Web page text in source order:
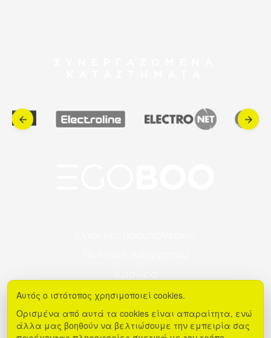
Ρυθμίσεις συναίνεσης
Η φιλοσοφία μας
Επικοινωνία
Αυτός ο ιστότοπος χρησιμοποιεί cookies.
Ορισμένα από αυτά τα cookies είναι απαραίτητα, ενώ
άλλα μας βοηθούν να βελτιώσουμε την εμπειρία σας